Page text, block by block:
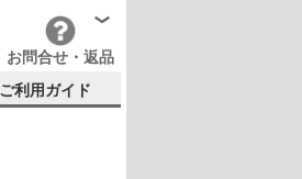
お問合せ・返品
ご利用ガイド